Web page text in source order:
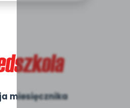
miesięcznika